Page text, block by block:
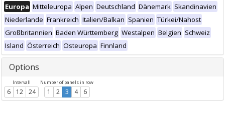
Europa Mitteleuropa Alpen Deutschland Dänemark Skandinavien
Niederlande Frankreich Italien/Balkan Spanien Türkei/Nahost
Großbritannien Baden Württemberg Westalpen Belgien Schweiz
Island Österreich Osteuropa Finnland
Options
Intervall
6 12 24
Number of panels in row
1 2 3 4 6